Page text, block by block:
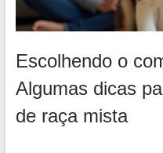
Escolhendo o
Algumas dicas
de raça mista